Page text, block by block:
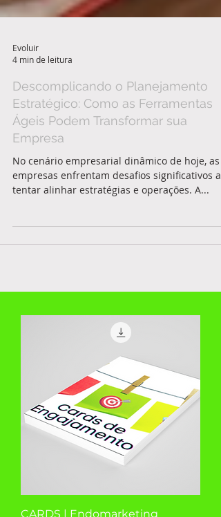
4 min de leitura
Descomplicando o Planejamento
Estratégico: Como as Ferramentas
Ágeis Podem Transformar sua
Empresa
No cenário empresarial dinâmico de hoje, as
empresas enfrentam desafios significativos ao